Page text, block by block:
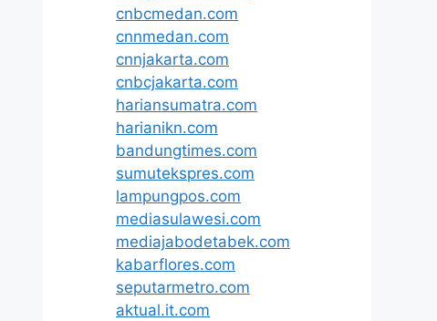
cnbcmedan.com
cnnmedan.com
cnnjakarta.com
cnbcjakarta.com
hariansumatra.com
harianikn.com
bandungtimes.com
sumutekspres.com
lampungpos.com
mediasulawesi.com
mediajabodetabek.com
kabarflores.com
seputarmetro.com
aktual.it.com